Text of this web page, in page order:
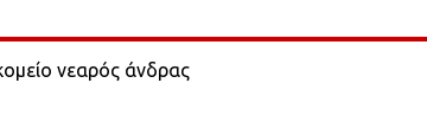
νεαρός άνδρας